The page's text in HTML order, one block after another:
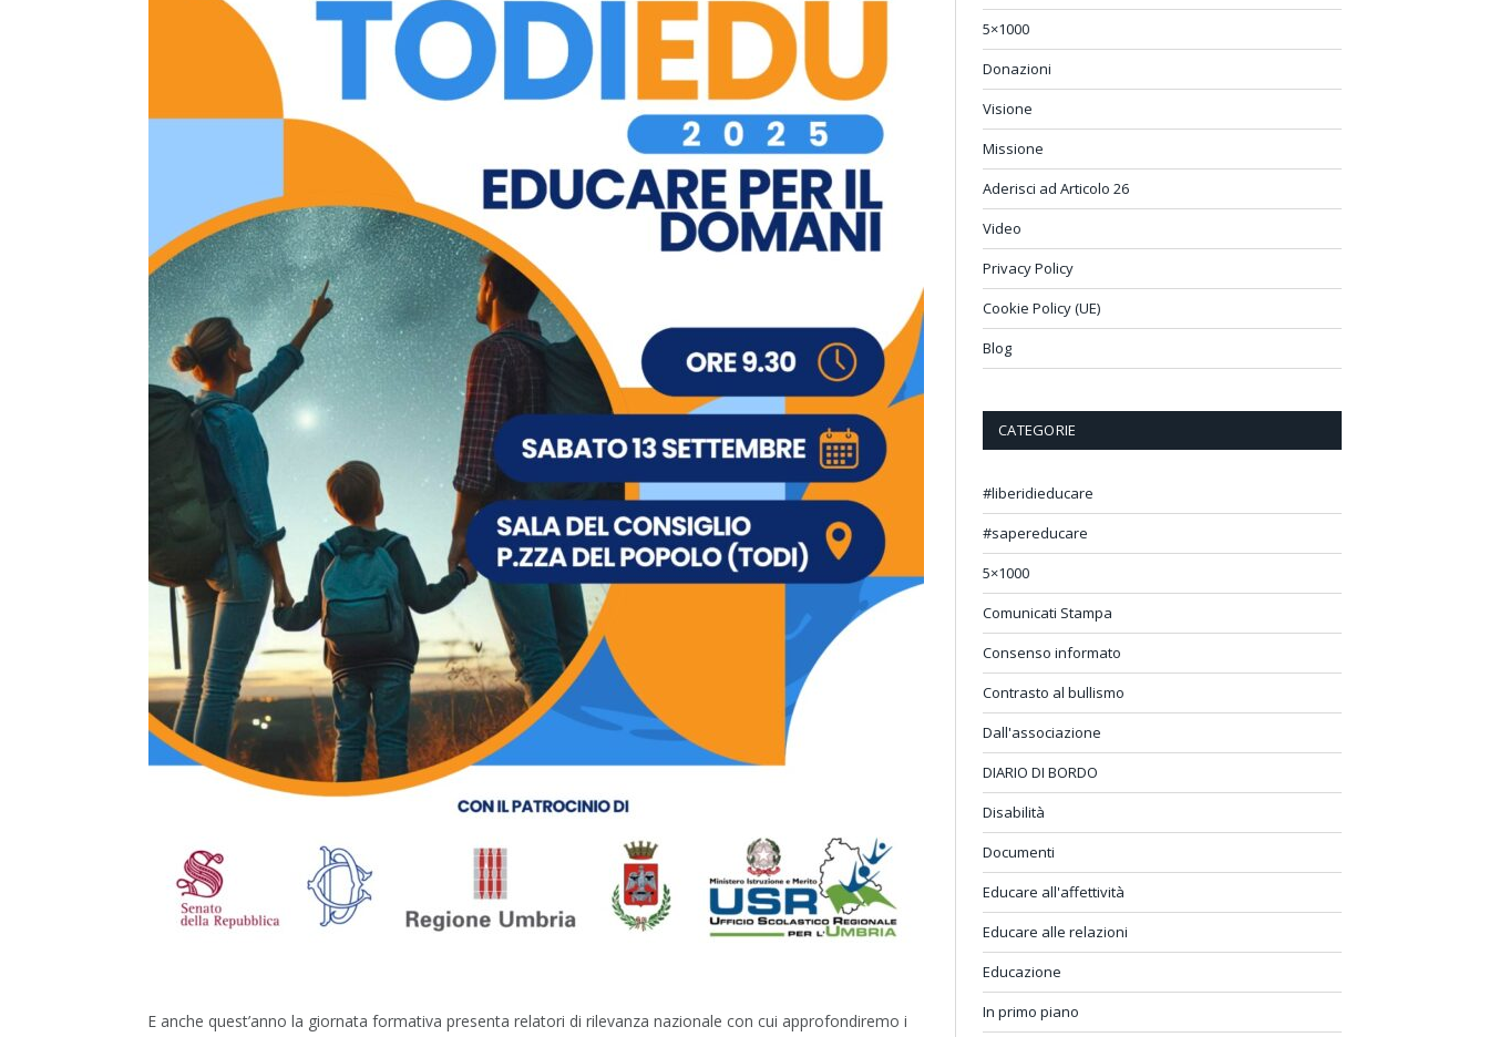
E anche quest’anno la giornata formativa presenta relatori di rilevanza nazionale con cui approfondiremo i
5×1000
Donazioni
Visione
Missione
Aderisci ad Articolo 26
Video
Privacy Policy
Cookie Policy (UE)
Blog
CATEGORIE
#liberidieducare
#sapereducare
5×1000
Comunicati Stampa
Consenso informato
Contrasto al bullismo
Dall'associazione
DIARIO DI BORDO
Disabilità
Documenti
Educare all'affettività
Educare alle relazioni
Educazione
In primo piano